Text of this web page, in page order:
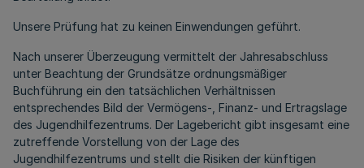
Unsere Prüfung hat zu keinen Einwendungen geführt.
Nach unserer Überzeugung vermittelt der Jahresabschluss
unter Beachtung der Grundsätze ordnungsmäßiger
Buchführung ein den tatsächlichen Verhältnissen
entsprechendes Bild der Vermögens-, Finanz- und Ertragslage
des Jugendhilfezentrums. Der Lagebericht gibt insgesamt eine
zutreffende Vorstellung von der Lage des
Jugendhilfezentrums und stellt die Risiken der künftigen